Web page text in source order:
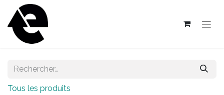
Tous les produits